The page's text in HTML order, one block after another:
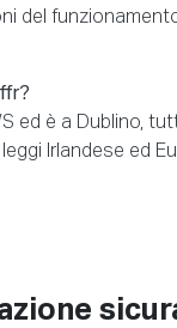
del
ed è a Dublino,
Irlandese ed